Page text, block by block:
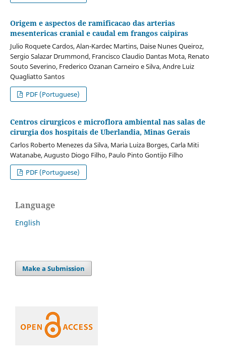
Origem e aspectos de ramificacao das arterias
mesentericas cranial e caudal em frangos caipiras
Julio Roquete Cardos, Alan-Kardec Martins, Daise Nunes Queiroz,
Sergio Salazar Drummond, Francisco Claudio Dantas Mota, Renato
Souto Severino, Frederico Ozanan Carneiro e Silva, Andre Luiz
Quagliatto Santos
PDF (Portuguese)
Centros cirurgicos e microflora ambiental nas salas de
cirurgia dos hospitais de Uberlandia, Minas Gerais
Carlos Roberto Menezes da Silva, Maria Luiza Borges, Carla Miti
Watanabe, Augusto Diogo Filho, Paulo Pinto Gontijo Filho
PDF (Portuguese)
Language
English
Make a Submission